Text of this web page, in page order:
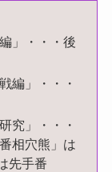
」・・・後
編」・・・
究」・・・
相穴熊」は
先手番